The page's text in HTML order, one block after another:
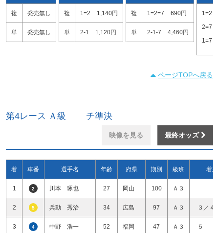
複 発売無し
単 発売無し
複 1=2 1,140円
単 2-1 1,120円
複 1=2=7 690円
単 2-1-7 4,460円
1=2
2=7
1=7
ページTOPへ戻る
第4レース Ａ級 チ準決
映像を見る 最終オッズ
着 車番 選手名 年齢 府県 期別 級班 着差
1 2 川本 琢也 27 岡山 100 Ａ３
2 5 兵動 秀治 34 広島 97 Ａ３ ３／４
3 4 中野 浩一 52 福岡 47 Ａ３ ５